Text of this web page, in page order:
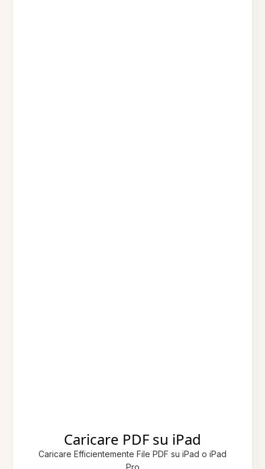
Caricare PDF su iPad
Caricare Efficientemente File PDF su iPad o iPad
Pro